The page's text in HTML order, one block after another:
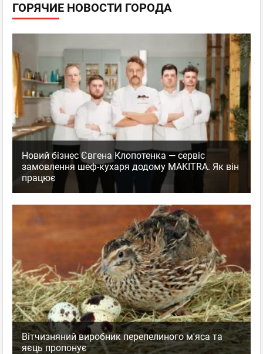
ГОРЯЧИЕ НОВОСТИ ГОРОДА
Новий бізнес Євгена Клопотенка — сервіс
замовлення шеф-кухаря додому MAKITRA. Як він
працює
Вітчизняний виробник перепелиного м'яса та
яєць пропонує